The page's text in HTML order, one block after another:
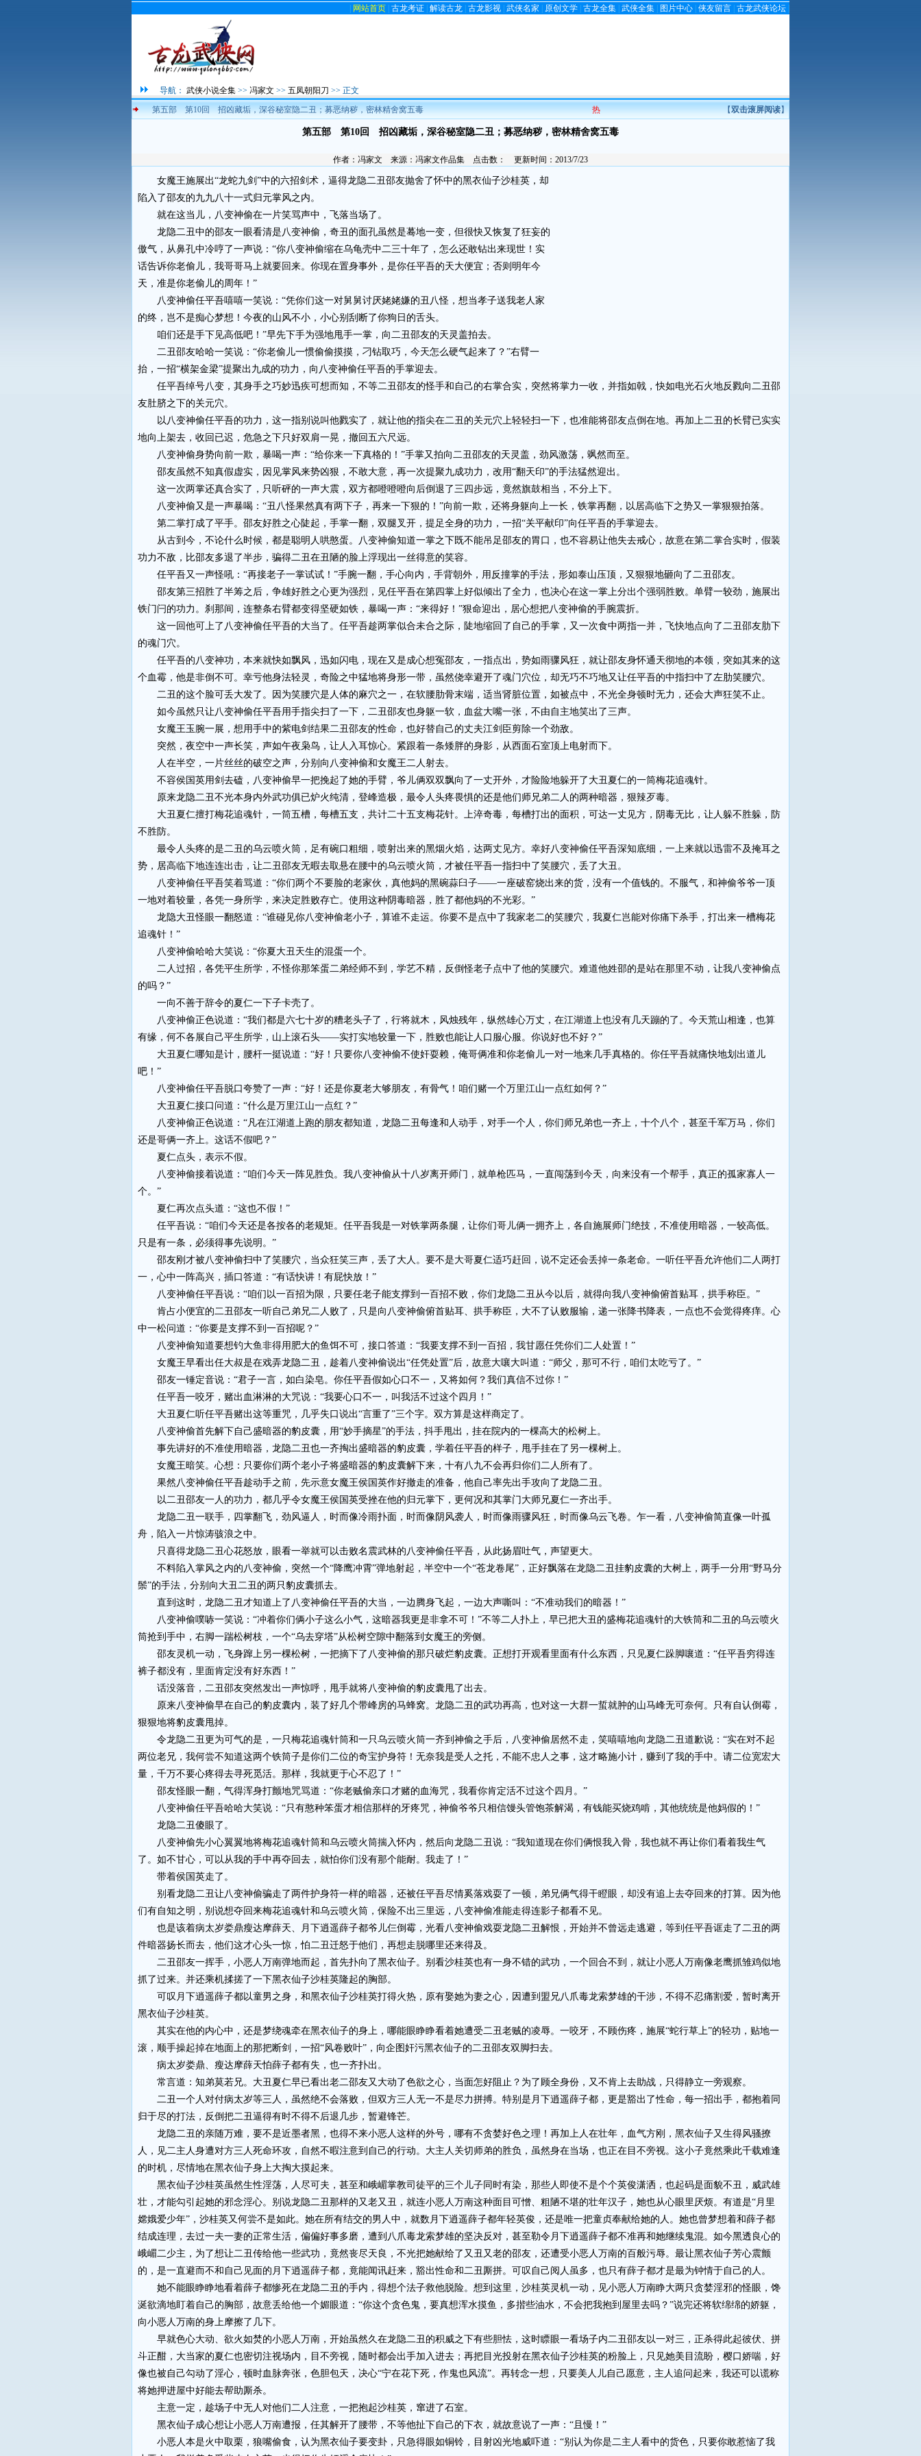
网站首页 古龙考证 解读古龙 古龙影视 武侠名家 原创文学 古龙全集 武侠全集 图片中心 侠友留言 古龙武侠论坛
导航： 武侠小说全集 >> 冯家文 >> 五凤朝阳刀 >> 正文
第五部 第10回 招凶藏垢，深谷秘室隐二丑；募恶纳秽，密林精舍窝五毒
热 【双击滚屏阅读】
第五部 第10回 招凶藏垢，深谷秘室隐二丑；募恶纳秽，密林精舍窝五毒
作者： 冯家文 来源： 冯家文作品集 点击数： 更新时间：2013/7/23
女魔王施展出“龙蛇九剑”中的六招剑术，逼得龙隐二丑邵友抛舍了怀中的黑衣仙子沙桂英，却
陷入了邵友的九九八十一式归元掌风之内。
就在这当儿，八变神偷在一片笑骂声中，飞落当场了。
龙隐二丑中的邵友一眼看清是八变神偷，奇丑的面孔虽然是蓦地一变，但很快又恢复了狂妄的
傲气，从鼻孔中冷哼了一声说：“你八变神偷缩在乌龟壳中二三十年了，怎么还敢钻出来现世！实
话告诉你老偷儿，我哥哥马上就要回来。你现在置身事外，是你任平吾的天大便宜；否则明年今
天，准是你老偷儿的周年！”
八变神偷任平吾嘻嘻一笑说：“凭你们这一对舅舅讨厌姥姥嫌的丑八怪，想当孝子送我老人家
的终，岂不是痴心梦想！今夜的山风不小，小心别刮断了你狗日的舌头。
咱们还是手下见高低吧！”早先下手为强地甩手一掌，向二丑邵友的天灵盖拍去。
二丑邵友哈哈一笑说：“你老偷儿一惯偷偷摸摸，刁钻取巧，今天怎么硬气起来了？”右臂一
抬，一招“横架金梁”提聚出九成的功力，向八变神偷任平吾的手掌迎去。
任平吾绰号八变，其身手之巧妙迅疾可想而知，不等二丑邵友的怪手和自己的右掌合实，突然将掌力一收，并指如戟，快如电光石火地反戮向二丑邵
友肚脐之下的关元穴。
以八变神偷任平吾的功力，这一指别说叫他戮实了，就让他的指尖在二丑的关元穴上轻轻扫一下，也准能将邵友点倒在地。再加上二丑的长臂已实实
地向上架去，收回已迟，危急之下只好双肩一晃，撤回五六尺远。
八变神偷身势向前一欺，暴喝一声：“给你来一下真格的！”手掌又拍向二丑邵友的天灵盖，劲风激荡，飒然而至。
邵友虽然不知真假虚实，因见掌风来势凶狠，不敢大意，再一次提聚九成功力，改用“翻天印”的手法猛然迎出。
这一次两掌还真合实了，只听砰的一声大震，双方都噔噔噔向后倒退了三四步远，竟然旗鼓相当，不分上下。
八变神偷又是一声暴喝：“丑八怪果然真有两下子，再来一下狠的！”向前一欺，还将身躯向上一长，铁掌再翻，以居高临下之势又一掌狠狠拍落。
第二掌打成了平手。邵友好胜之心陡起，手掌一翻，双腿叉开，提足全身的功力，一招“关平献印”向任平吾的手掌迎去。
从古到今，不论什么时候，都是聪明人哄憨蛋。八变神偷知道一掌之下既不能吊足邵友的胃口，也不容易让他失去戒心，故意在第二掌合实时，假装
功力不敌，比邵友多退了半步，骗得二丑在丑陋的脸上浮现出一丝得意的笑容。
任平吾又一声怪吼：“再接老子一掌试试！”手腕一翻，手心向内，手背朝外，用反撞掌的手法，形如泰山压顶，又狠狠地砸向了二丑邵友。
邵友第三招胜了半筹之后，争雄好胜之心更为强烈，见任平吾在第四掌上好似倾出了全力，也决心在这一掌上分出个强弱胜败。单臂一较劲，施展出
铁门闩的功力。刹那间，连整条右臂都变得坚硬如铁，暴喝一声：“来得好！”狠命迎出，居心想把八变神偷的手腕震折。
这一回他可上了八变神偷任平吾的大当了。任平吾趁两掌似合未合之际，陡地缩回了自己的手掌，又一次食中两指一并，飞快地点向了二丑邵友肋下
的魂门穴。
任平吾的八变神功，本来就快如飘风，迅如闪电，现在又是成心想冤邵友，一指点出，势如雨骤风狂，就让邵友身怀通天彻地的本领，突如其来的这
个血霉，他是非倒不可。幸亏他身法轻灵，奇险之中猛地将身形一带，虽然侥幸避开了魂门穴位，却无巧不巧地又让任平吾的中指扫中了左肋笑腰穴。
二丑的这个脸可丢大发了。因为笑腰穴是人体的麻穴之一，在软腰肋骨末端，适当肾脏位置，如被点中，不光全身顿时无力，还会大声狂笑不止。
如今虽然只让八变神偷任平吾用手指尖扫了一下，二丑邵友也身躯一软，血盆大嘴一张，不由自主地笑出了三声。
女魔王玉腕一展，想用手中的紫电剑结果二丑邵友的性命，也好替自己的丈夫江剑臣剪除一个劲敌。
突然，夜空中一声长笑，声如午夜枭鸟，让人入耳惊心。紧跟着一条矮胖的身影，从西面石室顶上电射而下。
人在半空，一片丝丝的破空之声，分别向八变神偷和女魔王二人射去。
不容侯国英用剑去磕，八变神偷早一把挽起了她的手臂，爷儿俩双双飘向了一丈开外，才险险地躲开了大丑夏仁的一筒梅花追魂针。
原来龙隐二丑不光本身内外武功俱已炉火纯清，登峰造极，最令人头疼畏惧的还是他们师兄弟二人的两种暗器，狠辣歹毒。
大丑夏仁擅打梅花追魂针，一筒五槽，每槽五支，共计二十五支梅花针。上淬奇毒，每槽打出的面积，可达一丈见方，阴毒无比，让人躲不胜躲，防
不胜防。
最令人头疼的是二丑的乌云喷火筒，足有碗口粗细，喷射出来的黑烟火焰，达两丈见方。幸好八变神偷任平吾深知底细，一上来就以迅雷不及掩耳之
势，居高临下地连连出击，让二丑邵友无暇去取悬在腰中的乌云喷火筒，才被任平吾一指扫中了笑腰穴，丢了大丑。
八变神偷任平吾笑着骂道：“你们两个不要脸的老家伙，真他妈的黑碗蒜臼子——一座破窑烧出来的货，没有一个值钱的。不服气，和神偷爷爷一顶
一地对着较量，各凭一身所学，来决定胜败存亡。使用这种阴毒暗器，胜了都他妈的不光彩。”
龙隐大丑怪眼一翻怒道：“谁碰见你八变神偷老小子，算谁不走运。你要不是点中了我家老二的笑腰穴，我夏仁岂能对你痛下杀手，打出来一槽梅花
追魂针！”
八变神偷哈哈大笑说：“你夏大丑天生的混蛋一个。
二人过招，各凭平生所学，不怪你那笨蛋二弟经师不到，学艺不精，反倒怪老子点中了他的笑腰穴。难道他姓邵的是站在那里不动，让我八变神偷点
的吗？”
一向不善于辞令的夏仁一下子卡壳了。
八变神偷正色说道：“我们都是六七十岁的糟老头子了，行将就木，风烛残年，纵然雄心万丈，在江湖道上也没有几天蹦的了。今天荒山相逢，也算
有缘，何不各展自己平生所学，山上滚石头——实打实地较量一下，胜败也能让人口服心服。你说好也不好？”
大丑夏仁哪知是计，腰杆一挺说道：“好！只要你八变神偷不使奸耍赖，俺哥俩准和你老偷儿一对一地来几手真格的。你任平吾就痛快地划出道儿
吧！”
八变神偷任平吾脱口夸赞了一声：“好！还是你夏老大够朋友，有骨气！咱们赌一个万里江山一点红如何？”
大丑夏仁接口问道：“什么是万里江山一点红？”
八变神偷正色说道：“凡在江湖道上跑的朋友都知道，龙隐二丑每逢和人动手，对手一个人，你们师兄弟也一齐上，十个八个，甚至千军万马，你们
还是哥俩一齐上。这话不假吧？”
夏仁点头，表示不假。
八变神偷接着说道：“咱们今天一阵见胜负。我八变神偷从十八岁离开师门，就单枪匹马，一直闯荡到今天，向来没有一个帮手，真正的孤家寡人一
个。”
夏仁再次点头道：“这也不假！”
任平吾说：“咱们今天还是各按各的老规矩。任平吾我是一对铁掌两条腿，让你们哥儿俩一拥齐上，各自施展师门绝技，不准使用暗器，一较高低。
只是有一条，必须得事先说明。”
邵友刚才被八变神偷扫中了笑腰穴，当众狂笑三声，丢了大人。要不是大哥夏仁适巧赶回，说不定还会丢掉一条老命。一听任平吾允许他们二人两打
一，心中一阵高兴，插口答道：“有话快讲！有屁快放！”
八变神偷任平吾说：“咱们以一百招为限，只要任老子能支撑到一百招不败，你们龙隐二丑从今以后，就得向我八变神偷俯首贴耳，拱手称臣。”
肯占小便宜的二丑邵友一听自己弟兄二人败了，只是向八变神偷俯首贴耳、拱手称臣，大不了认败服输，递一张降书降表，一点也不会觉得疼痒。心
中一松问道：“你要是支撑不到一百招呢？”
八变神偷知道要想钓大鱼非得用肥大的鱼饵不可，接口答道：“我要支撑不到一百招，我甘愿任凭你们二人处置！”
女魔王早看出任大叔是在戏弄龙隐二丑，趁着八变神偷说出“任凭处置”后，故意大嚷大叫道：“师父，那可不行，咱们太吃亏了。”
邵友一锤定音说：“君子一言，如白染皂。你任平吾假如心口不一，又将如何？我们真信不过你！”
任平吾一咬牙，赌出血淋淋的大咒说：“我要心口不一，叫我活不过这个四月！”
大丑夏仁听任平吾赌出这等重咒，几乎失口说出“言重了”三个字。双方算是这样商定了。
八变神偷首先解下自己盛暗器的豹皮囊，用“妙手摘星”的手法，抖手甩出，挂在院内的一棵高大的松树上。
事先讲好的不准使用暗器，龙隐二丑也一齐掏出盛暗器的豹皮囊，学着任平吾的样子，甩手挂在了另一棵树上。
女魔王暗笑。心想：只要你们两个老小子将盛暗器的豹皮囊解下来，十有八九不会再归你们二人所有了。
果然八变神偷任平吾趁动手之前，先示意女魔王侯国英作好撤走的准备，他自己率先出手攻向了龙隐二丑。
以二丑邵友一人的功力，都几乎令女魔王侯国英受挫在他的归元掌下，更何况和其掌门大师兄夏仁一齐出手。
龙隐二丑一联手，四掌翻飞，劲风逼人，时而像冷雨扑面，时而像阴风袭人，时而像雨骤风狂，时而像乌云飞卷。乍一看，八变神偷简直像一叶孤
舟，陷入一片惊涛骇浪之中。
只喜得龙隐二丑心花怒放，眼看一举就可以击败名震武林的八变神偷任平吾，从此扬眉吐气，声望更大。
不料陷入掌风之内的八变神偷，突然一个“降鹰冲霄”弹地射起，半空中一个“苍龙卷尾”，正好飘落在龙隐二丑挂豹皮囊的大树上，两手一分用“野马分
鬃”的手法，分别向大丑二丑的两只豹皮囊抓去。
直到这时，龙隐二丑才知道上了八变神偷任平吾的大当，一边腾身飞起，一边大声嘶叫：“不准动我们的暗器！”
八变神偷噗哧一笑说：“冲着你们俩小子这么小气，这暗器我更是非拿不可！”不等二人扑上，早已把大丑的盛梅花追魂针的大铁筒和二丑的乌云喷火
筒抢到手中，右脚一踹松树枝，一个“乌去穿塔”从松树空隙中翻落到女魔王的旁侧。
邵友灵机一动，飞身蹿上另一棵松树，一把摘下了八变神偷的那只破烂豹皮囊。正想打开观看里面有什么东西，只见夏仁跺脚嚷道：“任平吾穷得连
裤子都没有，里面肯定没有好东西！”
话没落音，二丑邵友突然发出一声惊呼，甩手就将八变神偷的豹皮囊甩了出去。
原来八变神偷早在自己的豹皮囊内，装了好几个带峰房的马蜂窝。龙隐二丑的武功再高，也对这一大群一蜇就肿的山马峰无可奈何。只有自认倒霉，
狠狠地将豹皮囊甩掉。
令龙隐二丑更为可气的是，一只梅花追魂针筒和一只乌云喷火筒一齐到神偷之手后，八变神偷居然不走，笑嘻嘻地向龙隐二丑道歉说：“实在对不起
两位老兄，我何尝不知道这两个铁筒子是你们二位的奇宝护身符！无奈我是受人之托，不能不忠人之事，这才略施小计，赚到了我的手中。请二位宽宏大
量，千万不要心疼得去寻死觅活。那样，我就更于心不忍了！”
邵友怪眼一翻，气得浑身打颤地咒骂道：“你老贼偷亲口才赌的血海咒，我看你肯定活不过这个四月。”
八变神偷任平吾哈哈大笑说：“只有憨种笨蛋才相信那样的牙疼咒，神偷爷爷只相信馒头管饱茶解渴，有钱能买烧鸡啃，其他统统是他妈假的！”
龙隐二丑傻眼了。
八变神偷先小心翼翼地将梅花追魂针筒和乌云喷火筒揣入怀内，然后向龙隐二丑说：“我知道现在你们俩恨我入骨，我也就不再让你们看着我生气
了。如不甘心，可以从我的手中再夺回去，就怕你们没有那个能耐。我走了！”
带着侯国英走了。
别看龙隐二丑让八变神偷骗走了两件护身符一样的暗器，还被任平吾尽情奚落戏耍了一顿，弟兄俩气得干瞪眼，却没有追上去夺回来的打算。因为他
们有自知之明，别说想夺回来梅花追魂针和乌云喷火筒，保险不出三里远，八变神偷准能走得连影子都看不见。
也是该着病太岁娄鼎瘦达摩薛天、月下逍遥薛子都爷儿仨倒霉，光看八变神偷戏耍龙隐二丑解恨，开始并不曾远走逃避，等到任平吾诓走了二丑的两
件暗器扬长而去，他们这才心头一惊，怕二丑迁怒于他们，再想走脱哪里还来得及。
二丑邵友一挥手，小恶人万南弹地而起，首先扑向了黑衣仙子。别看沙桂英也有一身不错的武功，一个回合不到，就让小恶人万南像老鹰抓雏鸡似地
抓了过来。并还乘机揉搓了一下黑衣仙子沙桂英隆起的胸部。
可叹月下逍遥薛子都以童男之身，和黑衣仙子沙桂英打得火热，原有娶她为妻之心，因遭到盟兄八爪毒龙索梦雄的干涉，不得不忍痛割爱，暂时离开
黑衣仙子沙桂英。
其实在他的内心中，还是梦绕魂牵在黑衣仙子的身上，哪能眼睁睁看着她遭受二丑老贼的凌辱。一咬牙，不顾伤疼，施展“蛇行草上”的轻功，贴地一
滚，顺手操起掉在地面上的那把断剑，一招“风卷败叶”，向企图奸污黑衣仙子的二丑邵友双脚扫去。
病太岁娄鼎、瘦达摩薛天怕薛子都有失，也一齐扑出。
常言道：知弟莫若兄。大丑夏仁早已看出老二邵友又大动了色欲之心，当面怎好阻止？为了顾全身份，又不肯上去助战，只得静立一旁观察。
二丑一个人对付病太岁等三人，虽然绝不会落败，但双方三人无一不是尽力拼搏。特别是月下逍遥薛子都，更是豁出了性命，每一招出手，都抱着同
归于尽的打法，反倒把二丑逼得有时不得不后退几步，暂避锋芒。
龙隐二丑的亲随万难，要不是近墨者黑，也得不来小恶人这样的外号，哪有不贪婪好色之理！再加上人在壮年，血气方刚，黑衣仙子又生得风骚撩
人，见二主人身遭对方三人死命环攻，自然不暇注意到自己的行动。大主人关切师弟的胜负，虽然身在当场，也正在目不旁视。这小子竟然乘此千载难逢
的时机，尽情地在黑衣仙子身上大掏大摸起来。
黑衣仙子沙桂英虽然生性淫荡，人尽可夫，甚至和峨嵋掌教司徒平的三个儿子同时有染，那些人即使不是个个英俊潇洒，也起码是面貌不丑，威武雄
壮，才能勾引起她的邪念淫心。别说龙隐二丑那样的又老又丑，就连小恶人万南这种面目可憎、粗陋不堪的壮年汉子，她也从心眼里厌烦。有道是“月里
嫦娥爱少年”，沙桂英又何尝不是如此。她在所有结交的男人中，就数月下逍遥薛子都年轻英俊，还是唯一把童贞奉献给她的人。她也曾梦想着和薛子都
结成连理，去过一夫一妻的正常生活，偏偏好事多磨，遭到八爪毒龙索梦雄的坚决反对，甚至勒令月下逍遥薛子都不准再和她继续鬼混。如今黑透良心的
峨嵋二少主，为了想让二丑传给他一些武功，竟然丧尽天良，不光把她献给了又丑又老的邵友，还遭受小恶人万南的百般污辱。最让黑衣仙子芳心震颤
的，是一直避而不和自己见面的月下逍遥薛子都，竟能闻讯赶来，豁出性命和二丑厮拼。可叹自己阅人虽多，也只有薛子都才是最为钟情于自己的人。
她不能眼睁睁地看着薛子都惨死在龙隐二丑的手内，得想个法子救他脱险。想到这里，沙桂英灵机一动，见小恶人万南睁大两只贪婪淫邪的怪眼，馋
涎欲滴地盯着自己的胸部，故意丢给他一个媚眼道：“你这个贪色鬼，要真想浑水摸鱼，多揩些油水，不会把我抱到屋里去吗？”说完还将软绵绵的娇躯，
向小恶人万南的身上摩擦了几下。
早就色心大动、欲火如焚的小恶人万南，开始虽然久在龙隐二丑的积威之下有些胆怯，这时瞟眼一看场子内二丑邵友以一对三，正杀得此起彼伏、拼
斗正酣，大当家的夏仁也密切注视场内，目不旁视，随时都会出手加入进去；再把目光投射在黑衣仙子沙桂英的粉脸上，只见她美目流盼，樱口娇喘，好
像也被自己勾动了淫心，顿时血脉奔张，色胆包天，决心“宁在花下死，作鬼也风流”。再转念一想，只要美人儿自己愿意，主人追问起来，我还可以谎称
将她押进屋中好能去帮助厮杀。
主意一定，趁场子中无人对他们二人注意，一把抱起沙桂英，窜进了石室。
黑衣仙子成心想让小恶人万南遭报，任其解开了腰带，不等他扯下自己的下衣，就故意说了一声：“且慢！”
小恶人本是火中取栗，狼嘴偷食，认为黑衣仙子要变卦，只急得眼如铜铃，目射凶光地威吓道：“别认为你是二主人看中的货色，只要你敢惹恼了我